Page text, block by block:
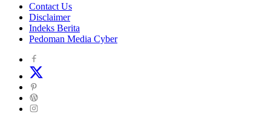
Contact Us
Disclaimer
Indeks Berita
Pedoman Media Cyber